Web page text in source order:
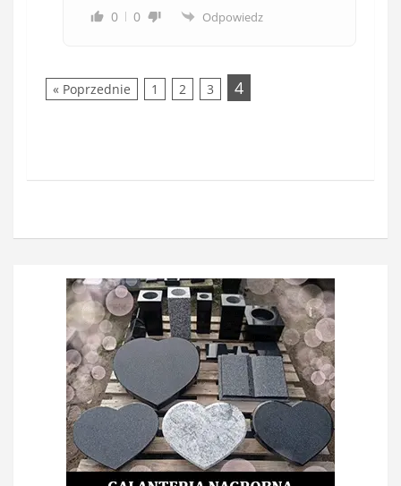
0
0 Odpowiedz
« Poprzednie 1 2 3 4